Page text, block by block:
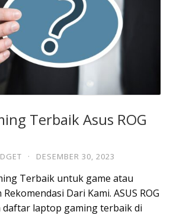
Terbaik Asus ROG
· DESEMBER 30, 2023
Terbaik untuk game atau
Dari Kami. ASUS ROG
daftar laptop gaming terbaik di